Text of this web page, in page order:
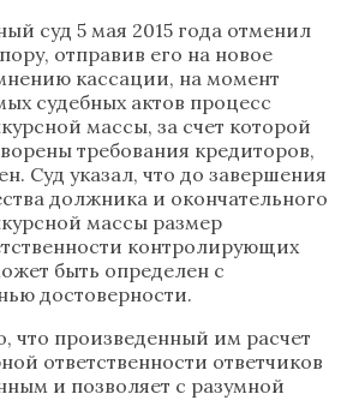
суд 5 мая 2015 года отменил
отправив его на новое
кассации, на момент
судебных актов процесс
массы, за счет которой
требования кредиторов,
Суд указал, что до завершения
должника и окончательного
массы размер
контролирующих
быть определен с
достоверности.
что произведенный им расчет
ответственности ответчиков
и позволяет с разумной